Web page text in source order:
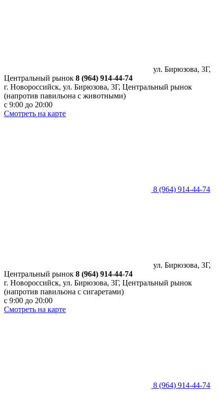
ул. Бирюзова, 3Г,
Центральный рынок 8 (964) 914-44-74
г. Новороссийск, ул. Бирюзова, 3Г, Центральный рынок
(напротив павильона с животными)
с 9:00 до 20:00
Смотреть на карте
8 (964) 914-44-74
ул. Бирюзова, 3Г,
Центральный рынок 8 (964) 914-44-74
г. Новороссийск, ул. Бирюзова, 3Г, Центральный рынок
(напротив павильона с сигаретами)
с 9:00 до 20:00
Смотреть на карте
8 (964) 914-44-74